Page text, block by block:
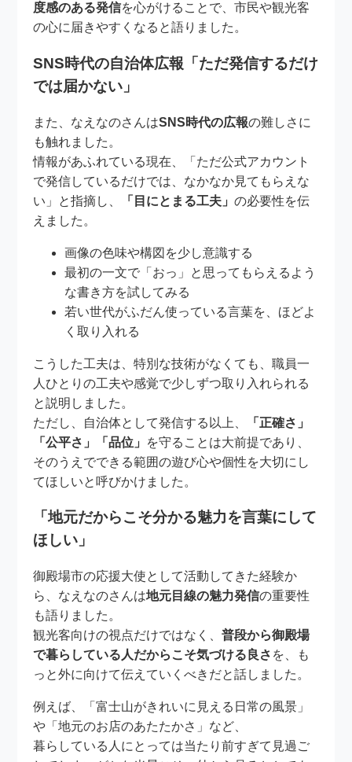
度感のある発信を心がけることで、市民や観光客
の心に届きやすくなると語りました。
SNS時代の自治体広報「ただ発信するだけ
では届かない」
また、なえなのさんはSNS時代の広報の難しさに
も触れました。
情報があふれている現在、「ただ公式アカウント
で発信しているだけでは、なかなか見てもらえな
い」と指摘し、
「目にとまる工夫」の必要性を伝
えました。
画像の色味や構図を少し意識する
最初の一文で「おっ」と思ってもらえるよう
な書き方を試してみる
若い世代がふだん使っている言葉を、ほどよ
く取り入れる
こうした工夫は、特別な技術がなくても、職員一
人ひとりの工夫や感覚で少しずつ取り入れられる
と説明しました。
ただし、自治体として発信する以上、
「正確さ」
「公平さ」「品位」 を守ることは大前提であり、
そのうえでできる範囲の遊び心や個性を大切にし
てほしいと呼びかけました。
「地元だからこそ分かる魅力を言葉にして
ほしい」
御殿場市の応援大使として活動してきた経験か
ら、なえなのさんは地元目線の魅力発信の重要性
も語りました。
観光客向けの視点だけではなく、普段から御殿場
で暮らしている人だからこそ気づける良さ を、も
っと外に向けて伝えていくべきだと話しました。
例えば、「富士山がきれいに見える日常の風景」
や「地元のお店のあたたかさ」など、
暮らしている人にとっては当たり前すぎて見過ご